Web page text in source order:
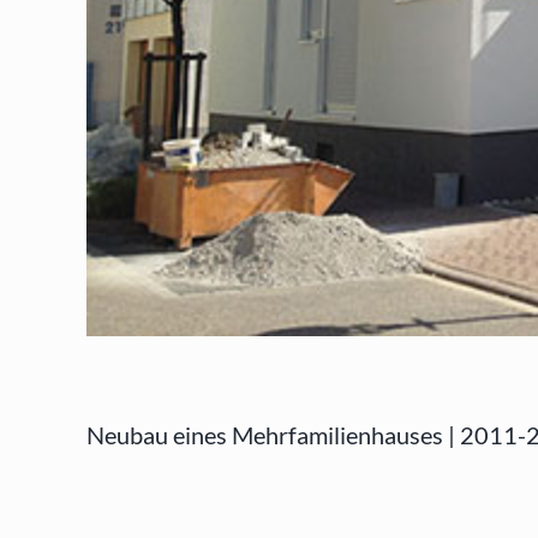
Neubau eines Mehrfamilienhauses | 2011-